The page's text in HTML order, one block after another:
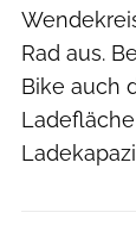
Rad aus.
Bike auch